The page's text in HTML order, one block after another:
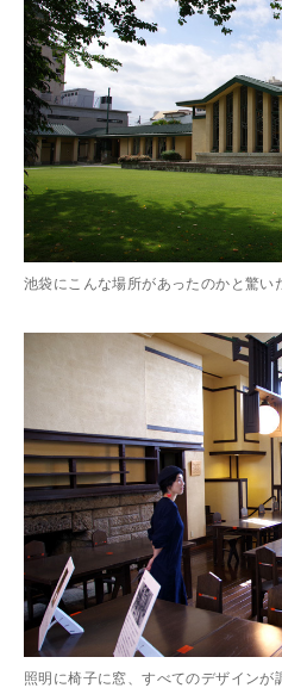
池袋にこんな場所があったのかと驚い
照明に椅子に窓、すべてのデザイン